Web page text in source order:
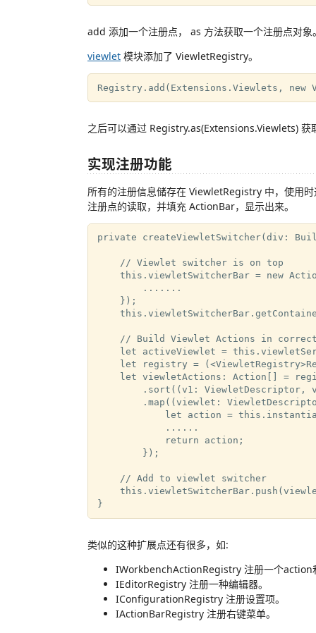
add 添加一个注册点， as 方法获取一个注册点对象
viewlet 模块添加了 ViewletRegistry。
之后可以通过 Registry.as(Extensions.Viewlets)
实现注册功能
所有的注册信息储存在 ViewletRegistry 中，使用
注册点的读取，并填充 ActionBar，显示出来。
private createViewletSwitcher(div:
    // Viewlet switcher is on top
this.viewletSwitcherBar = new
        .......
    });
// Build Viewlet Actions in
let activeViewlet =
let registry =
let viewletActions: Action[] =
.sort((v1: ViewletDescriptor,
.map((viewlet:
let action =
            ......
            return action;
        });
    // Add to viewlet switcher
类似的这种扩展点还有很多，如:
IWorkbenchActionRegistry 注册一个action
IEditorRegistry 注册一种编辑器。
IConfigurationRegistry 注册设置项。
IActionBarRegistry 注册右键菜单。